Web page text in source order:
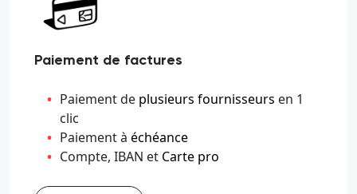
Paiement de factures
Paiement de plusieurs fournisseurs en 1
clic
Paiement à échéance
Compte, IBAN et Carte pro